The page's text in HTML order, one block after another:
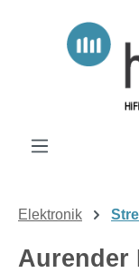
Zum Hauptinhalt
Elektronik
Aurender